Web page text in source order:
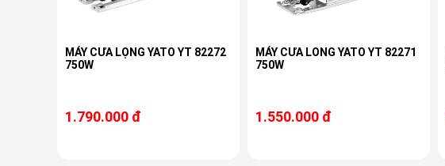
MÁY CƯA LỌNG YATO YT 82272
750W
1.790.000 đ
MÁY CƯA LONG YATO YT 82271
750W
1.550.000 đ